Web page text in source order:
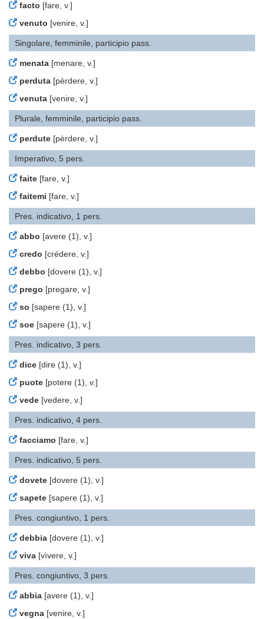
facto [fare, v.]
venuto [venire, v.]
Singolare, femminile, participio pass.
menata [menare, v.]
perduta [pèrdere, v.]
venuta [venire, v.]
Plurale, femminile, participio pass.
perdute [pèrdere, v.]
Imperativo, 5 pers.
faite [fare, v.]
faitemi [fare, v.]
Pres. indicativo, 1 pers.
abbo [avere (1), v.]
credo [crédere, v.]
debbo [dovere (1), v.]
prego [pregare, v.]
so [sapere (1), v.]
soe [sapere (1), v.]
Pres. indicativo, 3 pers.
dice [dire (1), v.]
puote [potere (1), v.]
vede [vedere, v.]
Pres. indicativo, 4 pers.
facciamo [fare, v.]
Pres. indicativo, 5 pers.
dovete [dovere (1), v.]
sapete [sapere (1), v.]
Pres. congiuntivo, 1 pers.
debbia [dovere (1), v.]
viva [vìvere, v.]
Pres. congiuntivo, 3 pers.
abbia [avere (1), v.]
vegna [venire, v.]